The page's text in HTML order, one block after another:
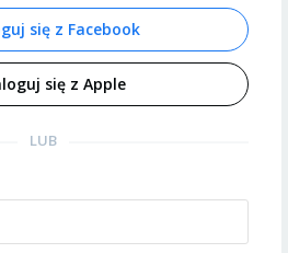
się z Facebook
się z Apple
LUB